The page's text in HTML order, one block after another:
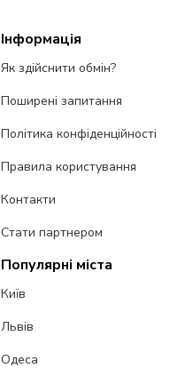
Інформація
Як здійснити обмін?
Поширені запитання
Політика конфіденційності
Правила користування
Контакти
Стати партнером
Популярні міста
Київ
Львів
Одеса